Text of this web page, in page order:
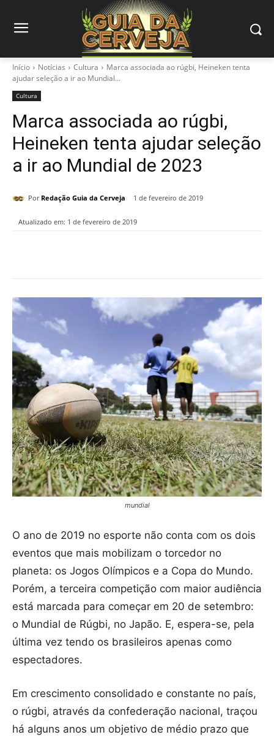
Início Notícias Cultura
Marca associada ao rúgbi, Heineken tenta
ajudar seleção a ir ao Mundial...
Cultura
Marca associada ao rúgbi,
Heineken tenta ajudar seleção
a ir ao Mundial de 2023
Por Redação Guia da Cerveja 1 de fevereiro de 2019
Atualizado em: 1 de fevereiro de 2019
mundial
O ano de 2019 no esporte não conta com os dois
eventos que mais mobilizam o torcedor no
planeta: os Jogos Olímpicos e a Copa do Mundo.
Porém, a terceira competição com maior audiência
está marcada para começar em 20 de setembro:
o Mundial de Rúgbi, no Japão. E, espera-se, pela
última vez tendo os brasileiros apenas como
espectadores.
Em crescimento consolidado e constante no país,
o rúgbi, através da confederação nacional, traçou
há alguns anos um objetivo de médio prazo que